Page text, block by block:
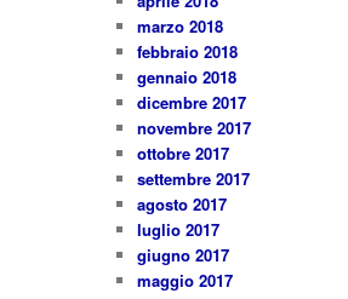
marzo 2018
febbraio 2018
gennaio 2018
dicembre 2017
novembre 2017
ottobre 2017
settembre 2017
agosto 2017
luglio 2017
giugno 2017
maggio 2017